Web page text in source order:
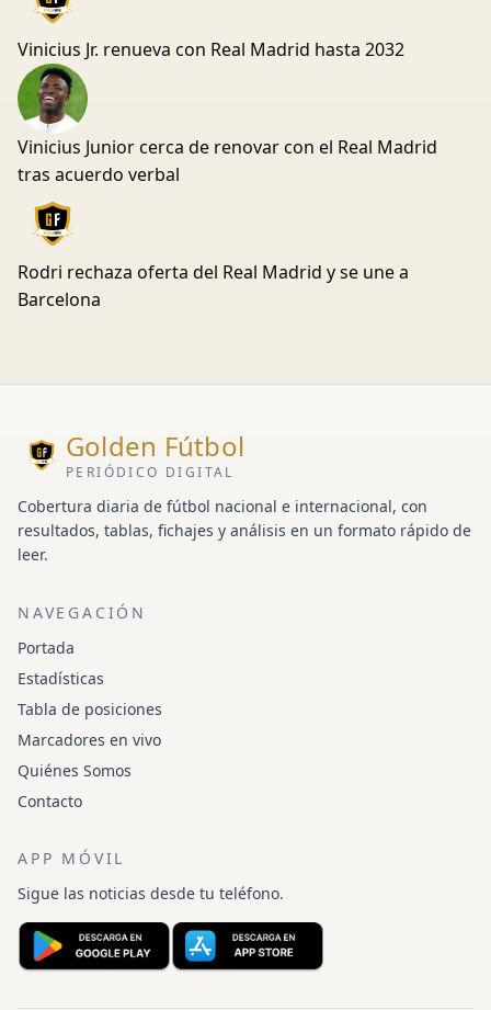
Vinicius Jr. renueva con Real Madrid hasta 2032
Vinicius Junior cerca de renovar con el Real Madrid
tras acuerdo verbal
Rodri rechaza oferta del Real Madrid y se une a
Barcelona
Golden Fútbol
PERIÓDICO DIGITAL
Cobertura diaria de fútbol nacional e internacional, con
resultados, tablas, fichajes y análisis en un formato rápido de
leer.
NAVEGACIÓN
Portada
Estadísticas
Tabla de posiciones
Marcadores en vivo
Quiénes Somos
Contacto
APP MÓVIL
Sigue las noticias desde tu teléfono.